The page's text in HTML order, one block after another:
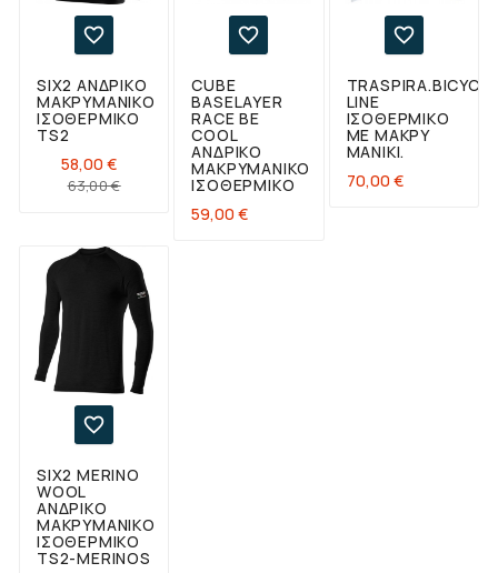

SIX2 ΑΝΔΡΙΚΌ
ΜΑΚΡΥΜΆΝΙΚΟ
ΙΣΟΘΕΡΜΙΚΌ
TS2
58,00 €
63,00 €Κανονική
Τιμή

CUBE
BASELAYER
RACE BE
COOL
ΑΝΔΡΙΚΌ
ΜΑΚΡΥΜΆΝΙΚΟ
ΙΣΟΘΕΡΜΙΚΌ
59,00 €

TRASPIRA.BICYCLE
LINE
ΙΣΟΘΕΡΜΙΚΌ
ΜΕ ΜΑΚΡΎ
ΜΑΝΊΚΙ.
70,00 €

SIX2 MERINO
WOOL
ΑΝΔΡΙΚΌ
ΜΑΚΡΥΜΆΝΙΚΟ
ΙΣΟΘΕΡΜΙΚΌ
TS2-MERINOS